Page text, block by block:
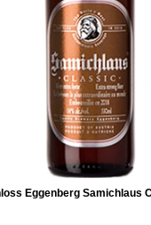
Eggenberg Samichlaus